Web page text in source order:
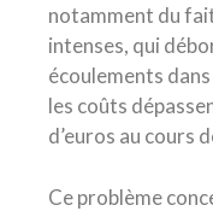
notamment du
intenses, qui
écoulements dans
les coûts
d’euros au cours
Ce problème